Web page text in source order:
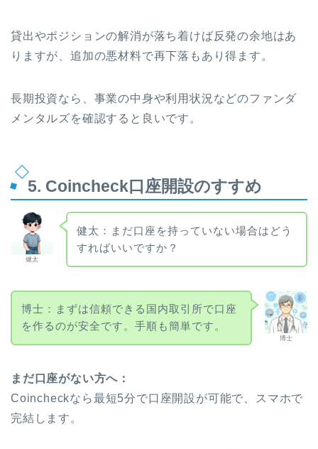
貸出やポジションの解消が落ち着けば反発の余地はあ
りますが、追加の悪材料で再下落もあり得ます。
長期投資なら、事業の中身や利用状況などのファンダ
メンタルズを確認すると良いです。
5. Coincheck口座開設のすすめ
健太
健太：まだ口座を持っていない場合はどう
すればいいですか？
博士
博士：まずは信頼できる国内取引所で口座
を作るのが安全です。手順も簡単です。
まだ口座がない方へ：
Coincheckなら最短5分で口座開設が可能で、スマホで
完結します。